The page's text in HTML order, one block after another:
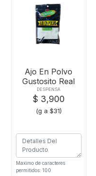
Ajo En Polvo
Gustosito Real
Zipper-125 G
DESPENSA
$ 3,900
(g a $31)
Maximo de caracteres
permitidos: 100